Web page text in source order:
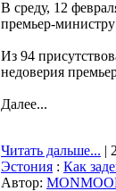
В среду, 12
премьер-
Из 94
недоверия
Далее...
Читать дальше... |
Эстония : Как
Автор: